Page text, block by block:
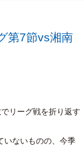
第7節vs湘南
リーグ戦を折り返す
いないものの、今季